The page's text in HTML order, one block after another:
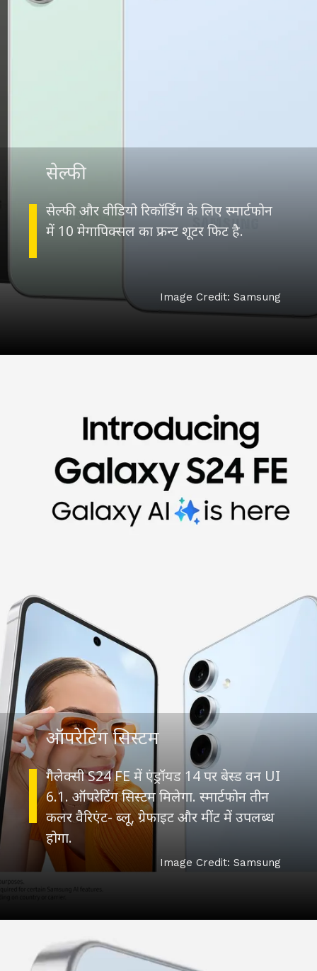
सेल्फी और वीडियो रिकॉर्डिंग के लिए स्मार्टफोन
में 10 मेगापिक्सल का फ्रन्ट शूटर फिट है.
सेल्फी
Image Credit: Samsung
गैलेक्सी S24 FE में एंड्रॉयड 14 पर बेस्ड वन UI
6.1. ऑपरेटिंग सिस्टम मिलेगा. स्मार्टफोन तीन
कलर वैरिएंट- ब्लू, ग्रेफाइट और मींट में उपलब्ध
होगा.
ऑपरेटिंग सिस्टम
Image Credit: Samsung